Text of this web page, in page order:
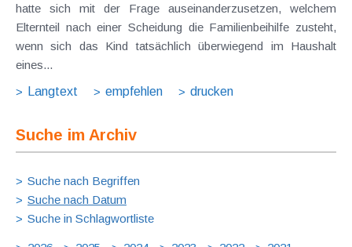
hatte sich mit der Frage auseinanderzusetzen, welchem
Elternteil nach einer Scheidung die Familienbeihilfe zusteht,
wenn sich das Kind tatsächlich überwiegend im Haushalt
eines...
Langtext
empfehlen drucken
Suche im Archiv
Suche nach Begriffen
Suche nach Datum
Suche in Schlagwortliste